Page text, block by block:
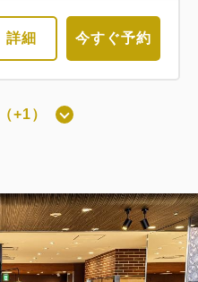
詳細 今すぐ予約
1~2名
あり（無料）
+1）